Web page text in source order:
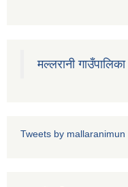
मल्लरानी
Tweets by mallaranimun